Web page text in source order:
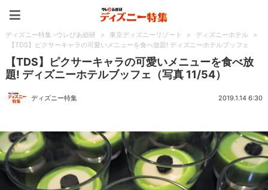
ディズニー特集 -ウレぴあ総研 > 東京ディズニーリゾート > ディズニーホテル
>
【TDS】ピクサーキャラの可愛いメニューを食べ放題! ディズニーホテルブッフェ
【TDS】ピクサーキャラの可愛いメニューを食べ放
題! ディズニーホテルブッフェ（写真 11/54）
ディズニー特集 2019.1.14 6:30